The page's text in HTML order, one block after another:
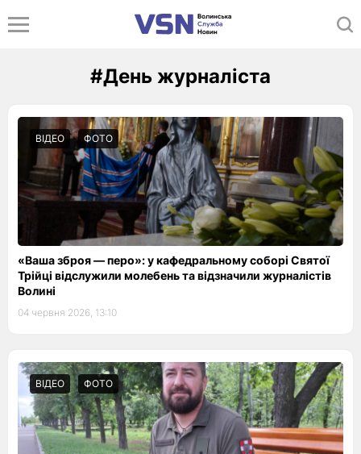
#День журналіста
ВІДЕО ФОТО
«Ваша зброя — перо»: у кафедральному соборі Святої
Трійці відслужили молебень та відзначили журналістів
Волині
04 червня 2026, 13:10
ВІДЕО ФОТО